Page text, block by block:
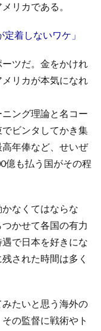
リカである。
定着しないワケ」
ツだ。金をかけれ
リカが本気になれ
ング理論と名コー
ビンタしてかき集
年俸など、せいぜ
億も払う国がその程
なくてはならな
かせて各国の有力
で日本を好きにな
された時間は多く
たいと思う海外の
の監督に戦術やト